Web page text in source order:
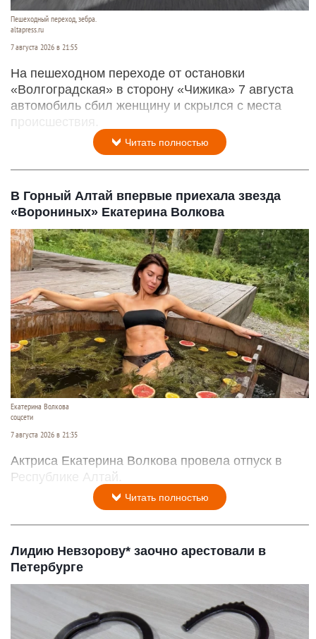
Пешеходный переход, зебра.
altapress.ru
7 августа 2026 в 21:55
На пешеходном переходе от остановки
«Волгоградская» в сторону «Чижика» 7 августа
автомобиль сбил женщину и скрылся с места
происшествия.
Читать полностью
В Горный Алтай впервые приехала звезда
«Ворониных» Екатерина Волкова
Екатерина Волкова
соцсети
7 августа 2026 в 21:35
Актриса Екатерина Волкова провела отпуск в
Республике Алтай.
Читать полностью
Лидию Невзорову* заочно арестовали в
Петербурге